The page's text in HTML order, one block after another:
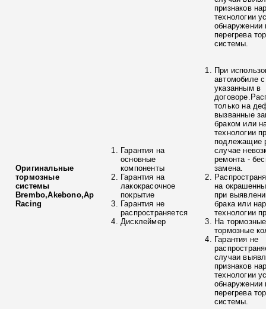
признаков
технологии
обнаружении
перегрева
системы.
Оригинальные
тормозные
системы
Brembo,Akebono,Ap
Racing
Гарантия на
основные
компоненты
Гарантия на
лакокрасочное
покрытие
Гарантия не
распространяется
Дисклеймер
При
автомобиле
указанным в
только на
вызванные
браком или
технологии
подлежащие
случае
ремонта -
замена.
на
при
брака или
технологии
На
тормозные
Гарантия не
случаи
признаков
технологии
обнаружении
перегрева
системы.